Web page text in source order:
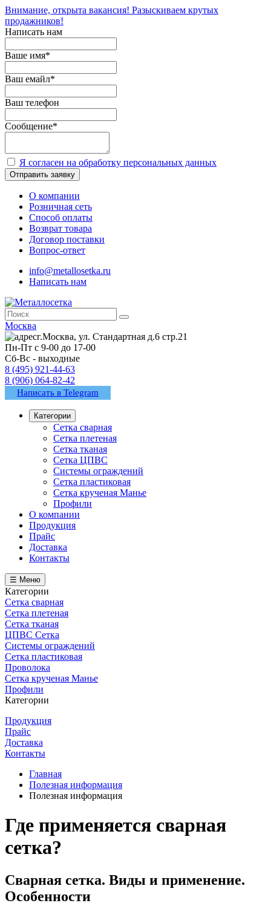
Внимание, открыта вакансия! Разыскиваем крутых
продажников!
Написать нам
Ваше имя*
Ваш емайл*
Ваш телефон
Сообщение*
Я согласен на обработку персональных данных
Отправить заявку
О компании
Розничная сеть
Способ оплаты
Возврат товара
Договор поставки
Вопрос-ответ
info@metallosetka.ru
Написать нам
Москва
г.Москва, ул. Стандартная д.6 стр.21
Пн-Пт с 9-00 до 17-00
Сб-Вс - выходные
8 (495) 921-44-63
8 (906) 064-82-42
Написать в Telegram
Категории
Сетка сварная
Сетка плетеная
Сетка тканая
Сетка ЦПВС
Системы ограждений
Сетка пластиковая
Сетка крученая Манье
Профили
О компании
Продукция
Прайс
Доставка
Контакты
☰ Меню
Категории
Сетка сварная
Сетка плетеная
Сетка тканая
ЦПВС Сетка
Системы ограждений
Сетка пластиковая
Проволока
Сетка крученая Манье
Профили
Категории
Продукция
Прайс
Доставка
Контакты
Главная
Полезная информация
Полезная информация
Где применяется сварная
сетка?
Сварная сетка. Виды и применение.
Особенности